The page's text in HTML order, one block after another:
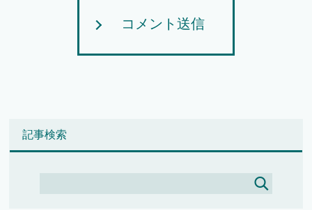
コメント送信
記事検索